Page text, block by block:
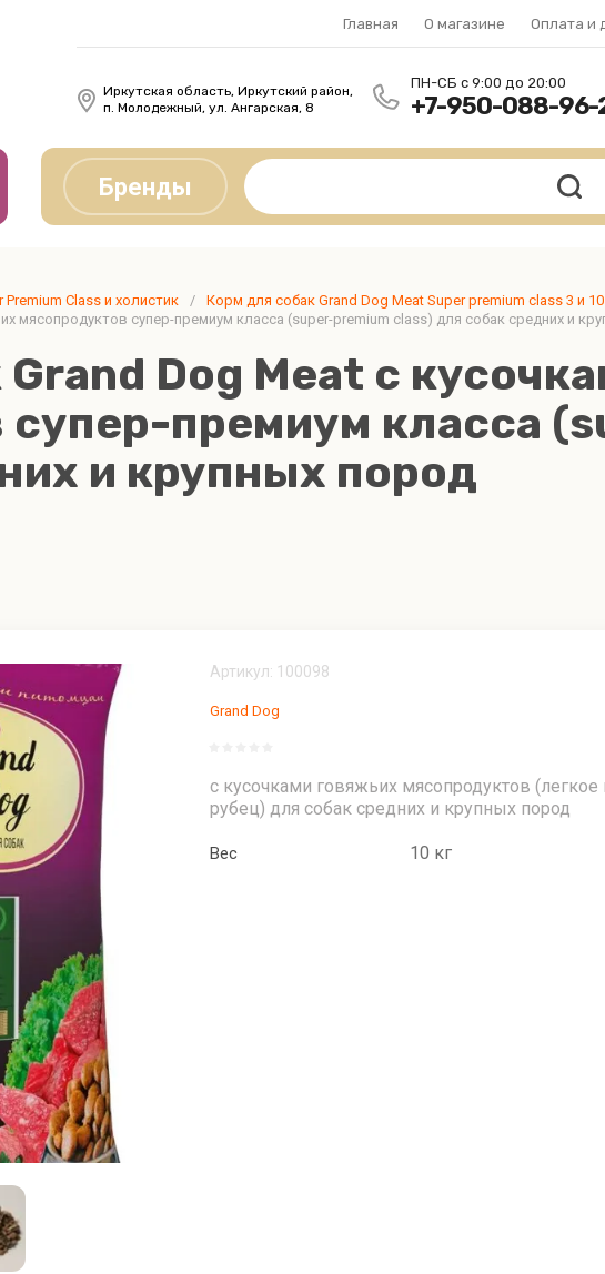
Главная О магазине Оплата и
Иркутская область, Иркутский район,
п. Молодежный, ул. Ангарская, 8
ПН-СБ с 9:00 до 20:00
+7-950-088-96-
premium class
Зооменю, Живая Сила
Premium class
Корма для кошек Grand Cat
Premium Class
Корма для кошек Зооменю
Premium Class, Ветеринарные
для собак чувствительным
пищеварением
Зооменю - монопротеиновые корма
супер-премиум класса Говядина/
рубец
Зооменю - Холистик Утка/лосось
Лакомства для
Деликатес Дичь (товары для
людей) - Паштеты и риеты
Бренды
VITAMIN Гордость Охотника
Деликатес Дичь
ЗООМЕНЮ
Фармакс
Class и холистик / Корм для собак Grand Dog Meat Super premium class 3 и 10
мясопродуктов супер-премиум класса (super-premium class) для собак средних и
Dog Meat с
премиум класса
и крупных пород
Артикул: 100098
Grand Dog
с кусочками говяжьих мясопродуктов (легкое
рубец) для собак средних и крупных пород
Вес 10 кг